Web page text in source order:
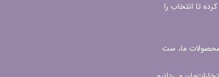
تا انتخاب را
محصولات ما، ست